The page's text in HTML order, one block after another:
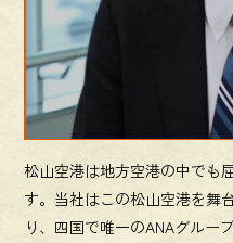
松山空港は地方空港の中でも
す。当社はこの松山空港を舞
り、四国で唯一のANAグルー